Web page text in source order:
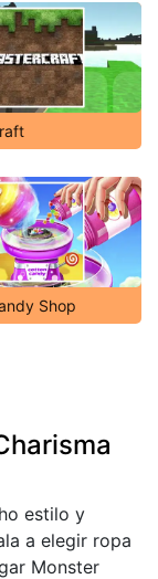
Shop
estilo y
a elegir ropa
Monster